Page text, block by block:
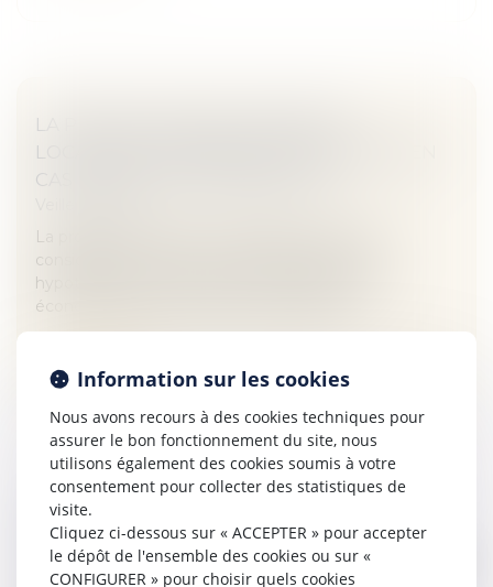
LA PROTECTION STATUTAIRE DU
LOCATAIRE COMMERÇANT MISE À MAL EN
CAS DE FAILLITE DU BAILLEUR !
La procédure collective d’un bailleur a pu être
considérée comme un cas d’école mais cette
hypothèse est moins rare au cours des crises
économiques et elle soulève des difficult...
COMPÉTENCE POUR L’ENLÈVEMENT
INTERNATIONAL D’ENFANT POUR LA CJUE
Veille juridique
Information sur les cookies
Nous avons recours à des cookies techniques pour
assurer le bon fonctionnement du site, nous
utilisons également des cookies soumis à votre
consentement pour collecter des statistiques de
visite.
Cliquez ci-dessous sur « ACCEPTER » pour accepter
le dépôt de l'ensemble des cookies ou sur «
CONFIGURER » pour choisir quels cookies